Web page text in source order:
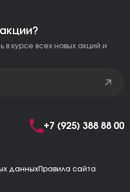
курсе всех новых акций и
+7 (925) 388 88 00
данныхПравила сайта